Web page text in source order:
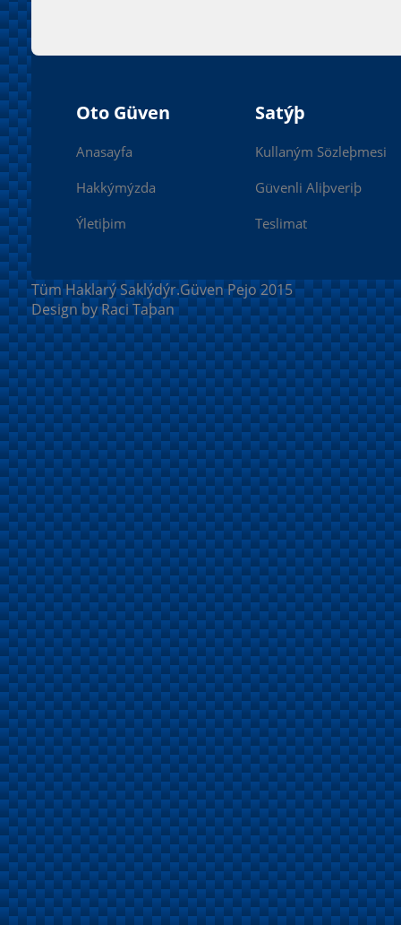
Oto Güven
Anasayfa
Hakkýmýzda
Ýletiþim
Satýþ
Kullaným Sözleþmesi
Güvenli Aliþveriþ
Teslimat
Tüm Haklarý Saklýdýr.Güven Pejo 2015
Design by Raci Taþan